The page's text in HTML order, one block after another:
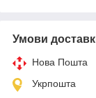
Умови
Нова Пошта
Укрпошта